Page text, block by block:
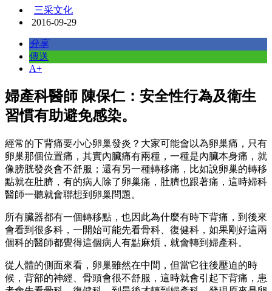
三采文化
2016-09-29
分享
傳送
A+
婦產科醫師 陳保仁：安全性行為及衛生
習慣有助避免感染。
經常的下背痛要小心卵巢發炎？大家可能會以為卵巢痛，只有
卵巢那個位置痛，其實內臟痛有兩種，一種是內臟本身痛，就
像膀胱發炎會不舒服；還有另一種轉移痛，比如說卵巢的轉移
點就在肚臍，有的病人除了卵巢痛，肚臍也跟著痛，這時婦科
醫師一聽就會聯想到卵巢問題。
所有臟器都有一個轉移點，也因此為什麼有時下背痛，到後來
會看到很多科，一開始可能先看骨科、復健科，如果剛好這兩
個科的醫師都覺得這個病人有點麻煩，就會轉到婦產科。
從人體的側面來看，卵巢雖然在中間，但當它往後壓迫的時
候，背部的神經、骨頭會很不舒服，這時就會引起下背痛，患